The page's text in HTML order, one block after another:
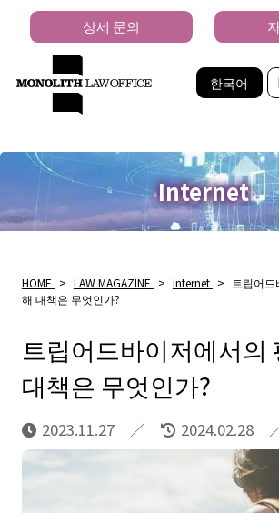
한국어
상세 문의
Internet
HOME > LAW MAGAZINE > Internet >
트립어
해 대책은 무엇인가?
트립어드바이저에서의
대책은 무엇인가?
2023.11.27 2024.02.28